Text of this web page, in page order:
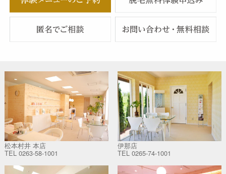
松本村井 本店
TEL 0263-58-1001
伊那店
TEL 0265-74-1001